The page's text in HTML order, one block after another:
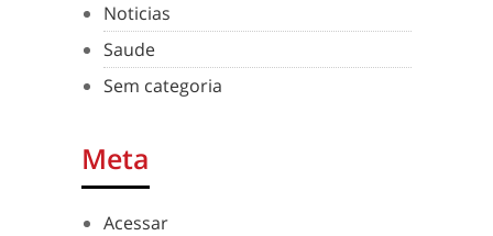
Noticias
Saude
Sem categoria
Meta
Acessar